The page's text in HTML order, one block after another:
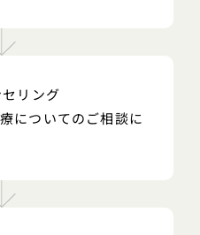
リング
についてのご相談に